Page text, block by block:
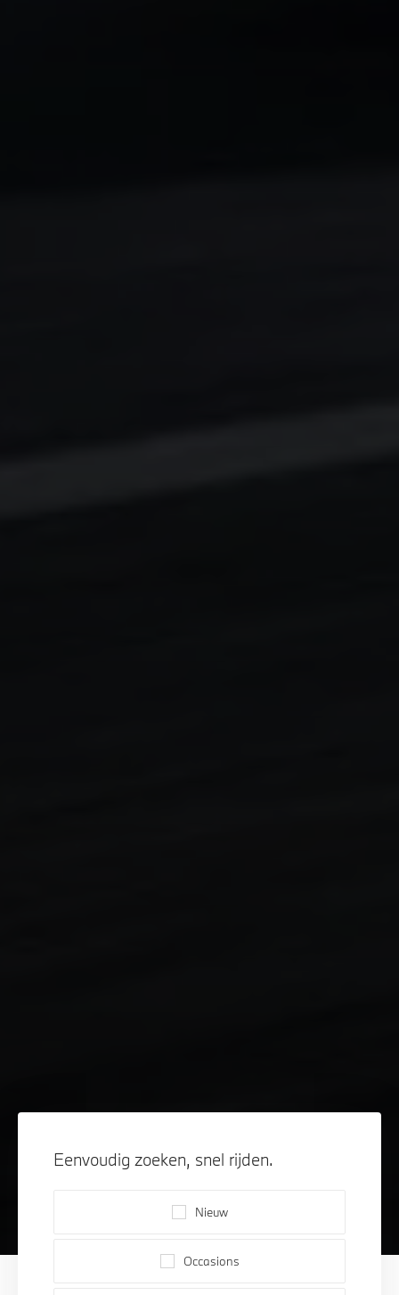
Eenvoudig zoeken, snel rijden.
Nieuw
Occasions